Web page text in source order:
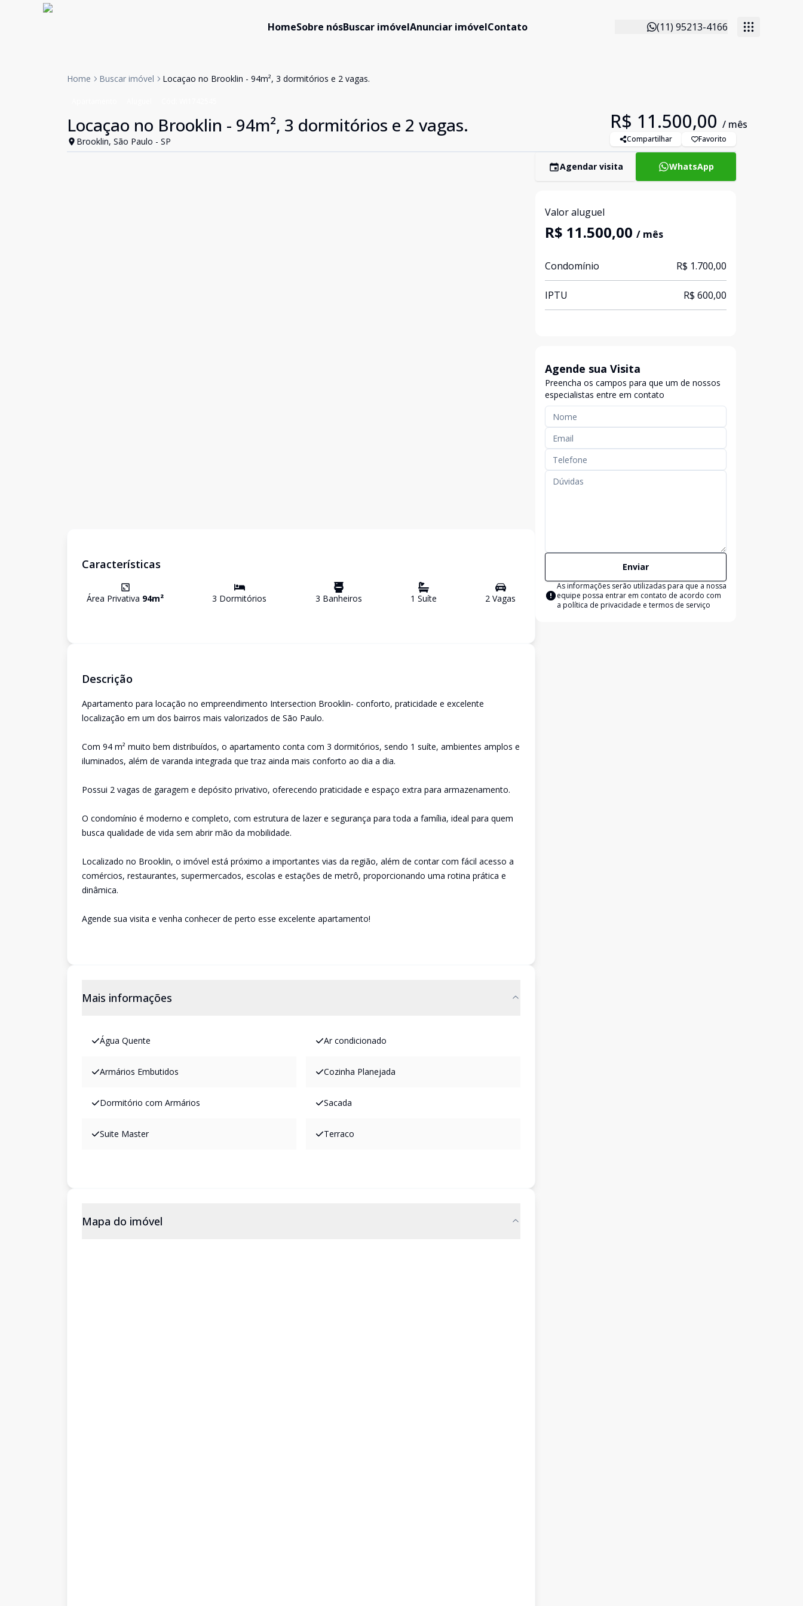
HomeSobre nósBuscar imóvelAnunciar imóvelContato (11) 95213-4166
Home Buscar imóvel Locaçao no Brooklin - 94m², 3 dormitórios e 2 vagas.
Locaçao no Brooklin - 94m², 3 dormitórios e 2 vagas.
Brooklin, São Paulo - SP
R$ 11.500,00 / mês
Compartilhar Favorito
Características
Área Privativa 94m² 3 Dormitórios 3 Banheiros 1 Suíte 2 Vagas
Descrição
Apartamento para locação no empreendimento Intersection Brooklin- conforto, praticidade e excelente
localização em um dos bairros mais valorizados de São Paulo.
Com 94 m² muito bem distribuídos, o apartamento conta com 3 dormitórios, sendo 1 suíte, ambientes amplos e
iluminados, além de varanda integrada que traz ainda mais conforto ao dia a dia.
Possui 2 vagas de garagem e depósito privativo, oferecendo praticidade e espaço extra para armazenamento.
O condomínio é moderno e completo, com estrutura de lazer e segurança para toda a família, ideal para quem
busca qualidade de vida sem abrir mão da mobilidade.
Localizado no Brooklin, o imóvel está próximo a importantes vias da região, além de contar com fácil acesso a
comércios, restaurantes, supermercados, escolas e estações de metrô, proporcionando uma rotina prática e
dinâmica.
Agende sua visita e venha conhecer de perto esse excelente apartamento!
Mais informações
Água Quente Ar condicionado
Armários Embutidos Cozinha Planejada
Dormitório com Armários Sacada
Suite Master Terraco
Mapa do imóvel
Agendar visita WhatsApp
Valor aluguel
R$ 11.500,00 / mês
Condomínio R$ 1.700,00
IPTU R$ 600,00
Agende sua Visita
Preencha os campos para que um de nossos
especialistas entre em contato
Enviar
As informações serão utilizadas para que a nossa
equipe possa entrar em contato de acordo com
a política de privacidade e termos de serviço